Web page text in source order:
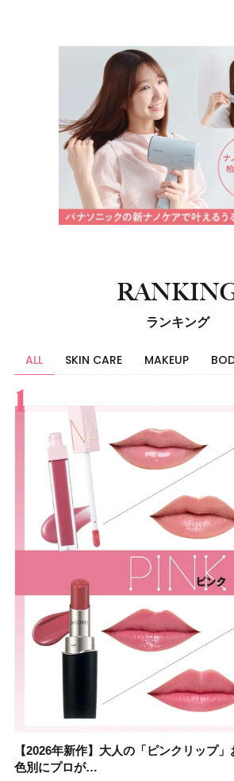
ランキング
ALL SKIN CARE MAKEUP
すべて
【2026年新作】大人の「ピンクリップ
色別にプロが…
スキンケア
【上田竜也さんのマイベストコスメ５
したからこそ愛が深…
メイク
【2026年新作】大人の「ピンクリップ
色別にプロが…
ボディケア
【2026夏】「香水・フレグランス」ラ
容マニア・マ…
美活
【2026年最新】ダイエットや腸活にお
ク6選！ 美活…
ヘア
【2026年夏】40代におすすめの髪型30
入れが楽な…
ライフスタイル
【フォロー＆いいねで当たる】中国割烹
を1組2名様にプ…
ビューティーズ
【セザンヌ】8/7新色追加！「ウォータ
」10モモピュ…